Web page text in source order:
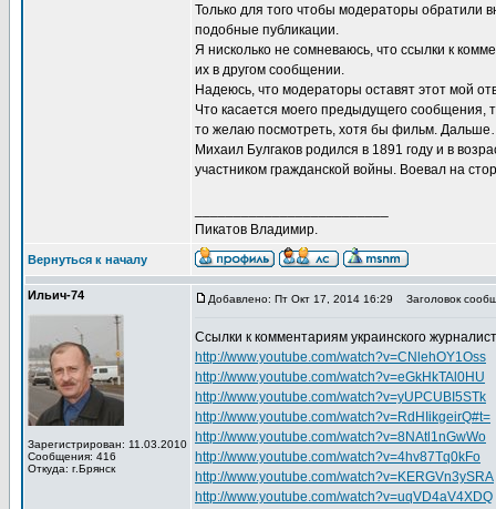
Только для того чтобы модераторы
подобные публикации.
Я нисколько не сомневаюсь, что ссылки к
их в другом сообщении.
Надеюсь, что модераторы оставят этот мой
Что касается моего предыдущего сообщения,
то желаю посмотреть, хотя бы фильм.
Михаил Булгаков родился в 1891 году и в
участником гражданской войны. Воевал на
Пикатов Владимир.
Вернуться к началу
Ильич-74
Зарегистрирован: 11.03.2010
Сообщения: 416
Откуда: г.Брянск
Добавлено: Пт Окт 17, 2014 16:29 Заголовок
Ссылки к комментариям украинского
http://www.youtube.com/watch?v=CNlehOY1Oss
http://www.youtube.com/watch?v=eGkHkTAl0HU
http://www.youtube.com/watch?v=yUPCUBI5STk
http://www.youtube.com/watch?v=RdHIikgeirQ#t=
http://www.youtube.com/watch?v=8NAtl1nGwWo
http://www.youtube.com/watch?v=4hv87Tq0kFo
http://www.youtube.com/watch?v=KERGVn3ySRA
http://www.youtube.com/watch?v=uqVD4aV4XDQ